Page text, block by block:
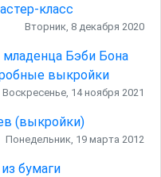
класс
Вторник, 8 декабря 2020
Бэби Бона
выкройки
Воскресенье, 14 ноября 2021
(выкройки)
Понедельник, 19 марта 2012
бумаги